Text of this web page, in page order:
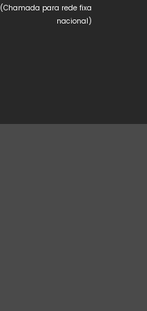
(Chamada para rede fixa
nacional)